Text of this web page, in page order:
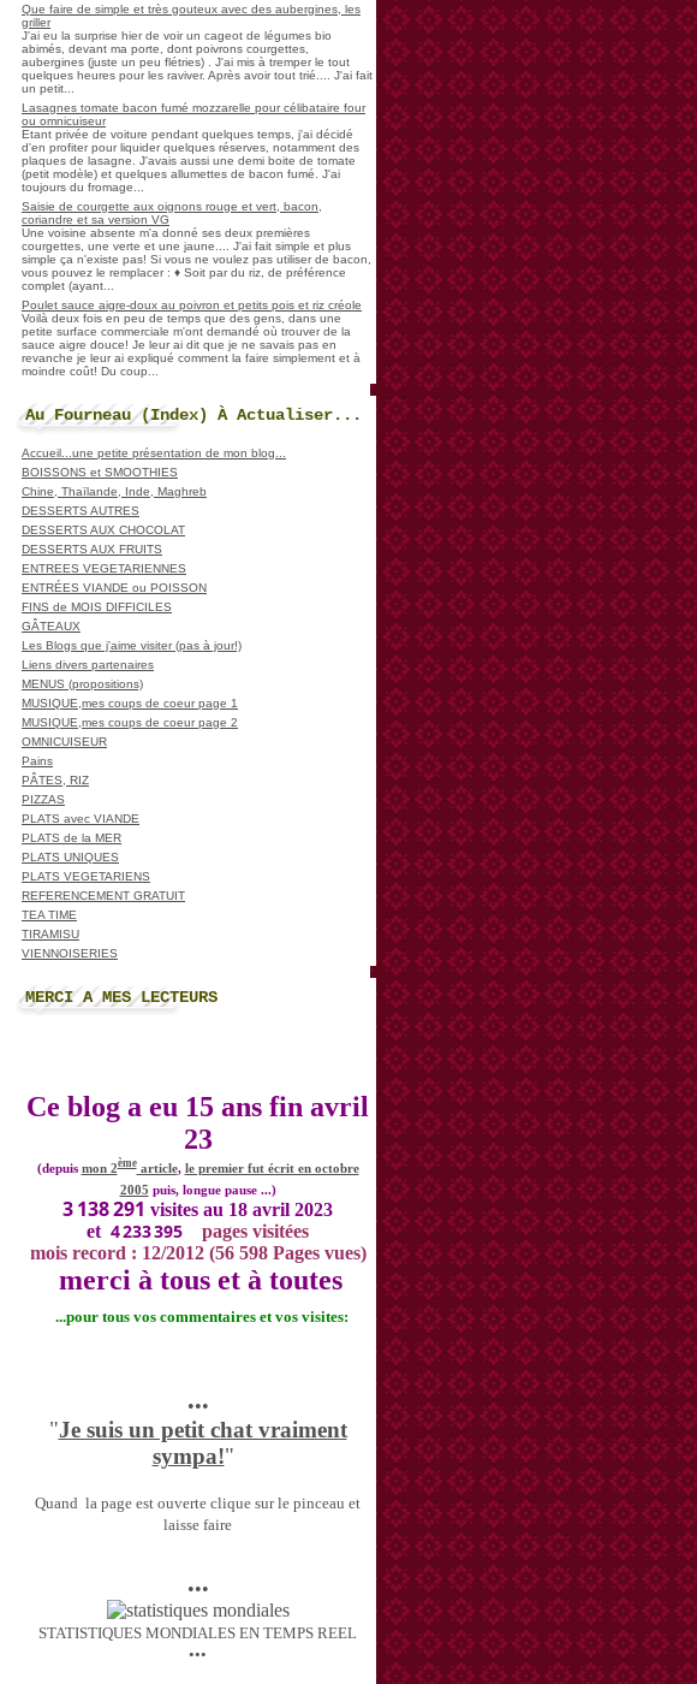
Que faire de simple et très gouteux avec des aubergines, les
griller
J'ai eu la surprise hier de voir un cageot de légumes bio
abimés, devant ma porte, dont poivrons courgettes,
aubergines (juste un peu flétries) . J'ai mis à tremper le tout
quelques heures pour les raviver. Après avoir tout trié.... J'ai fait
un petit...
Lasagnes tomate bacon fumé mozzarelle pour célibataire four
ou omnicuiseur
Etant privée de voiture pendant quelques temps, j'ai décidé
d'en profiter pour liquider quelques réserves, notamment des
plaques de lasagne. J'avais aussi une demi boite de tomate
(petit modèle) et quelques allumettes de bacon fumé. J'ai
toujours du fromage...
Saisie de courgette aux oignons rouge et vert, bacon,
coriandre et sa version VG
Une voisine absente m'a donné ses deux premières
courgettes, une verte et une jaune.... J'ai fait simple et plus
simple ça n'existe pas! Si vous ne voulez pas utiliser de bacon,
vous pouvez le remplacer : ♦ Soit par du riz, de préférence
complet (ayant...
Poulet sauce aigre-doux au poivron et petits pois et riz créole
Voilà deux fois en peu de temps que des gens, dans une
petite surface commerciale m'ont demandé où trouver de la
sauce aigre douce! Je leur ai dit que je ne savais pas en
revanche je leur ai expliqué comment la faire simplement et à
moindre coût! Du coup...
Au Fourneau (Index) À Actualiser...
Accueil...une petite présentation de mon blog...
BOISSONS et SMOOTHIES
Chine, Thaïlande, Inde, Maghreb
DESSERTS AUTRES
DESSERTS AUX CHOCOLAT
DESSERTS AUX FRUITS
ENTREES VEGETARIENNES
ENTRÉES VIANDE ou POISSON
FINS de MOIS DIFFICILES
GÂTEAUX
Les Blogs que j'aime visiter (pas à jour!)
Liens divers partenaires
MENUS (propositions)
MUSIQUE,mes coups de coeur page 1
MUSIQUE,mes coups de coeur page 2
OMNICUISEUR
Pains
PÂTES, RIZ
PIZZAS
PLATS avec VIANDE
PLATS de la MER
PLATS UNIQUES
PLATS VEGETARIENS
REFERENCEMENT GRATUIT
TEA TIME
TIRAMISU
VIENNOISERIES
MERCI A MES LECTEURS
Ce blog a eu 15 ans fin avril
23
(depuis mon 2èmearticle, le premier fut écrit en octobre
2005 puis, longue pause ...)
3 138 291 visites au 18 avril 2023
et 4 233 395
pages visitées
mois record : 12/2012 (56 598 Pages vues)
merci à tous et à toutes
...pour tous vos commentaires et vos visites:
•••
"Je suis un petit chat vraiment
sympa!"
Quand la page est ouverte clique sur le pinceau et
laisse faire
•••
STATISTIQUES MONDIALES EN TEMPS REEL
•••